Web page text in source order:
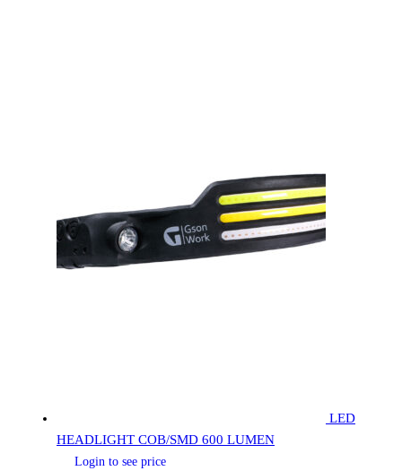
LED
HEADLIGHT COB/SMD 600 LUMEN
Login to see price